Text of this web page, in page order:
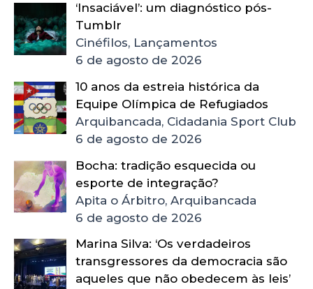
‘Insaciável’: um diagnóstico pós-
Tumblr
Cinéfilos, Lançamentos
6 de agosto de 2026
10 anos da estreia histórica da
Equipe Olímpica de Refugiados
Arquibancada, Cidadania Sport Club
6 de agosto de 2026
Bocha: tradição esquecida ou
esporte de integração?
Apita o Árbitro, Arquibancada
6 de agosto de 2026
Marina Silva: ‘Os verdadeiros
transgressores da democracia são
aqueles que não obedecem às leis’